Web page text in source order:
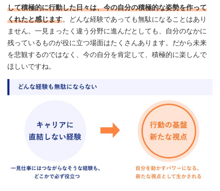
して積極的に行動した日々は、今の自分の積極的な姿勢を作って
くれたと感じます。どんな経験であっても無駄になることはあり
ません。一見まったく違う分野に進んだとしても、自分のなかに
残っているものが役に立つ場面はたくさんあります。だから未来
を悲観するのではなく、今の自分を肯定して、積極的に楽しんで
ほしいですね。